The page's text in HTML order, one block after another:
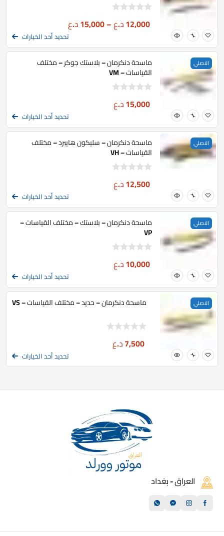
12,000د.ع–
15,000د.ع
تحديد أحد الخيارات
الاصلي ماسحة دنكرمان – بلاستك جوكر – مختلف
القياسات – VM
15,000د.ع
تحديد أحد الخيارات
الاصلي ماسحة دنكرمان – سليكون هايبرد – مختلف
القياسات – VH
12,500د.ع
تحديد أحد الخيارات
الاصلي ماسحة دنكرمان – بلاستك – مختلف القياسات –
VP
10,000د.ع
تحديد أحد الخيارات
الاصلي ماسحة دنكرمان – حديد – مختلف القياسات – VS
7,500د.ع
تحديد أحد الخيارات
العراق - بغداد